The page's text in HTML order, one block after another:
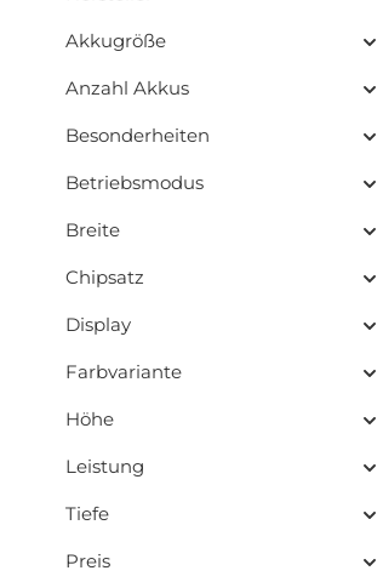
Akkugröße
Anzahl Akkus
Besonderheiten
Betriebsmodus
Breite
Chipsatz
Display
Farbvariante
Höhe
Leistung
Tiefe
Preis